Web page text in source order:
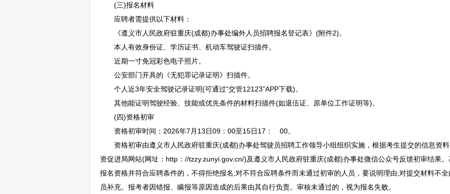
(三)报名材料
应聘者需提供以下材料：
《遵义市人民政府驻重庆(成都)办事处编外人员招聘报名登记表》(附件2)。
本人有效身份证、学历证书、机动车驾驶证扫描件。
近期一寸免冠彩色电子照片。
公安部门开具的《无犯罪记录证明》扫描件。
个人近3年安全驾驶记录证明(可通过“交管12123”APP下载)。
其他能证明驾驶经验、技能或优先条件的材料扫描件(如退伍证、原单位工作证明等)。
(四)资格初审
资格初审时间：2026年7月13日09：00至15日17： 00。
资格初审由遵义市人民政府驻重庆(成都)办事处驾驶员招聘工作领导小组组织实施，根据考生提交的信息资
资促进局网站(网址：http：//tzzy.zunyi.gov.cn/)及遵义市人民政府驻重庆(成都)办事处微信公众号反馈初审结果
报名资格并符合应聘条件的，不得拒绝报名;对不符合应聘条件而未通过初审的人员，要说明理由;对提交材料不
员补充。报考者因错报、瞒报等原因造成的后果由其自行负责。审核未通过的，视为报名失败。